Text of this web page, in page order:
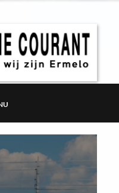
WIJ ZIJN